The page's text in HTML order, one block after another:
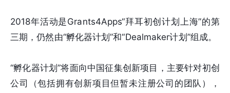
2018年活动是Grants4Apps“拜耳初创计划上海”的第
三期，仍然由“孵化器计划”和“Dealmaker计划”组成。
“孵化器计划”将面向中国征集创新项目，主要针对初创
公司（包括拥有创新项目但暂未注册公司的团队），